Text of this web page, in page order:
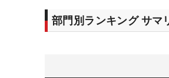
部門別ランキング サマ